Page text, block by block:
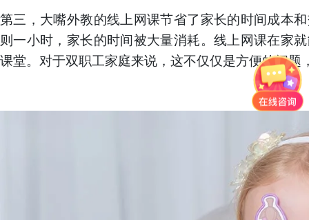
第三 ，大嘴外教的线上网课节省了家长的时间成本
则一小时，家长的时间被大量消耗。线上网课在家
课堂。对于双职工家庭来说，这不仅仅是方便的问题